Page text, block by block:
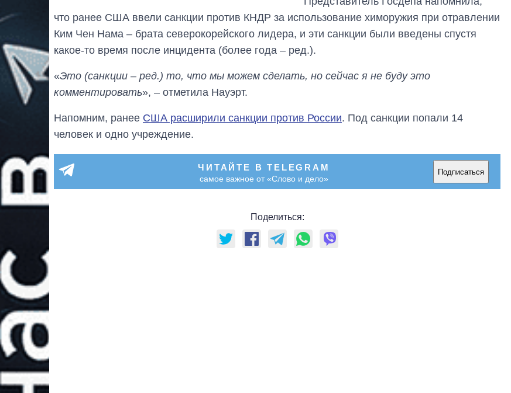
что ранее США ввели санкции против КНДР за использование химоружия при отравлении
Ким Чен Нама – брата северокорейского лидера, и эти санкции были введены спустя
какое-то время после инцидента (более года – ред.).
«Это (санкции – ред.) то, что мы можем сделать, но сейчас я не буду это
комментировать», – отметила Науэрт.
Напомним, ранее США расширили санкции против России. Под санкции попали 14
человек и одно учреждение.
ЧИТАЙТЕ В TELEGRAM
самое важное от «Слово и дело»
Подписаться
Поделиться:
Сколько
картофеля
Украине до и во